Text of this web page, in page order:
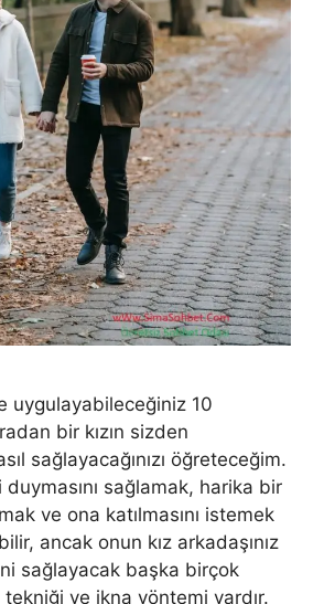
uygulayabileceğiniz 10
bir kızın sizden
sağlayacağınızı öğreteceğim.
duymasını sağlamak, harika bir
ve ona katılmasını istemek
ancak onun kız arkadaşınız
sağlayacak başka birçok
tekniği ve ikna yöntemi vardır.